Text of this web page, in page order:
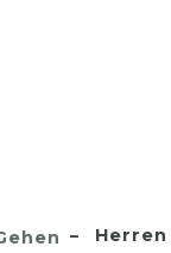
Herren